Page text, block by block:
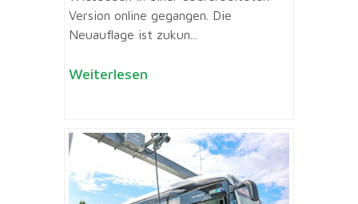
Version online gegangen. Die
Neuauflage ist zukun...
Weiterlesen